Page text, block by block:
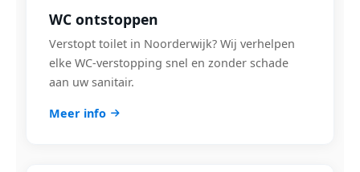
WC ontstoppen
Verstopt toilet in Noorderwijk? Wij verhelpen
elke WC-verstopping snel en zonder schade
aan uw sanitair.
Meer info